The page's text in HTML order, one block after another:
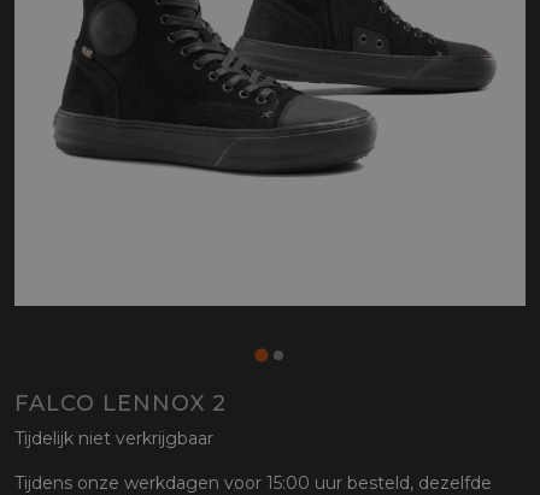
FALCO LENNOX 2
Tijdelijk niet verkrijgbaar
Tijdens onze werkdagen voor 15:00 uur besteld, dezelfde